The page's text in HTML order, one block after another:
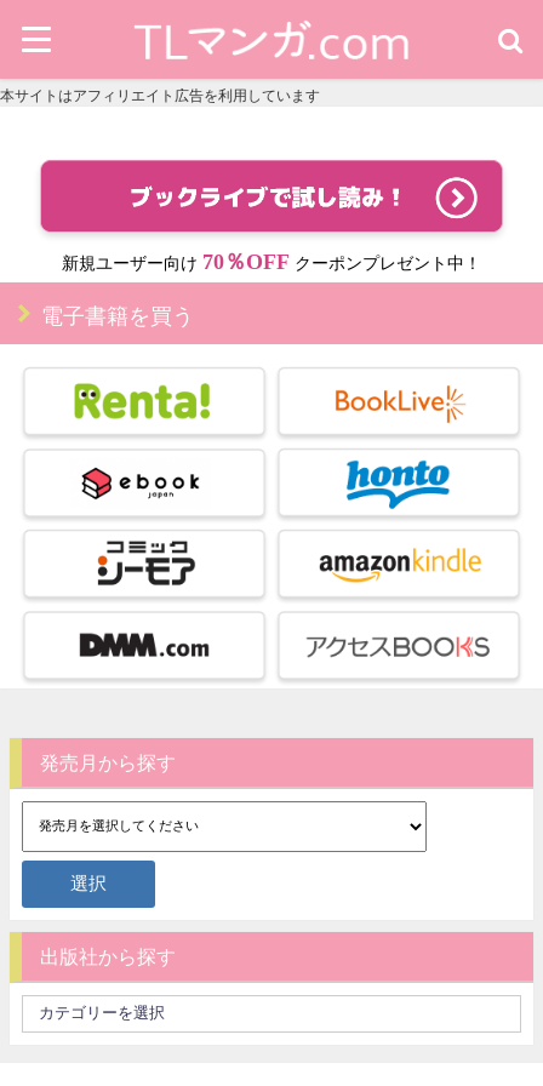
本サイトはアフィリエイト広告を利用しています
新規ユーザー向け 70％OFF クーポンプレゼント中！
電子書籍を買う
発売月から探す
出版社から探す